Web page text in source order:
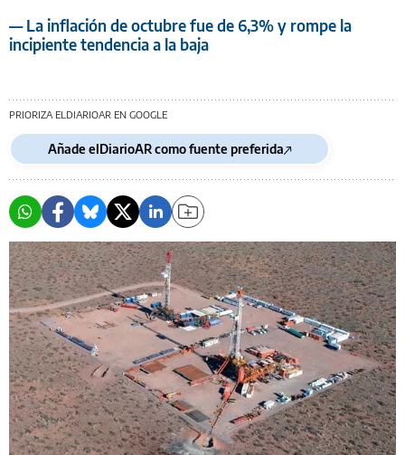
— La inflación de octubre fue de 6,3% y rompe la
incipiente tendencia a la baja
PRIORIZA ELDIARIOAR EN GOOGLE
Añade elDiarioAR como fuente preferida